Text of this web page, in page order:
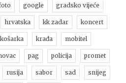
google gradsko vijeće
hrvatska kk zadar koncert
košarka krađa mobitel
pag policija promet
rusija sabor sad snijeg